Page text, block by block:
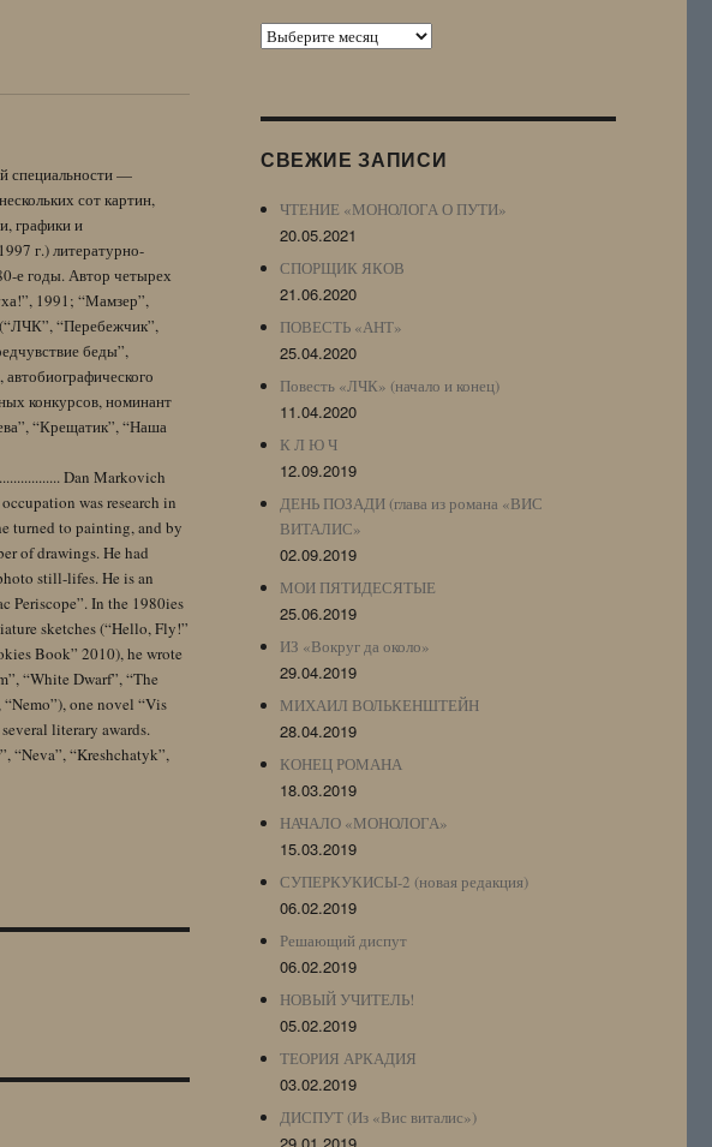
специальности —
сот картин,
графики и
г.) литературно-
е годы. Автор четырех
1991; “Мамзер”,
“Перебежчик”,
беды”,
конкурсов, номинант
“Крещатик”, “Наша
Dan Markovich
was research in
turned to painting, and by
of drawings. He had
still-lifes. He is an
Periscope”. In the 1980ies
sketches (“Hello, Fly!”
Book” 2010), he wrote
“White Dwarf”, “The
“Nemo”), one novel “Vis
literary awards.
“Neva”, “Kreshchatyk”,
Архив
Archive)
СВЕЖИЕ ЗАПИСИ
ЧТЕНИЕ «МОНОЛОГА О ПУТИ»
20.05.2021
СПОРЩИК ЯКОВ
21.06.2020
ПОВЕСТЬ «АНТ»
25.04.2020
Повесть «ЛЧК» (начало и конец)
11.04.2020
К Л Ю Ч
12.09.2019
ДЕНЬ ПОЗАДИ (глава из романа «ВИС
ВИТАЛИС»
02.09.2019
МОИ ПЯТИДЕСЯТЫЕ
25.06.2019
ИЗ «Вокруг да около»
29.04.2019
МИХАИЛ ВОЛЬКЕНШТЕЙН
28.04.2019
КОНЕЦ РОМАНА
18.03.2019
НАЧАЛО «МОНОЛОГА»
15.03.2019
СУПЕРКУКИСЫ-2 (новая редакция)
06.02.2019
Решающий диспут
06.02.2019
НОВЫЙ УЧИТЕЛЬ!
05.02.2019
ТЕОРИЯ АРКАДИЯ
03.02.2019
ДИСПУТ (Из «Вис виталис»)